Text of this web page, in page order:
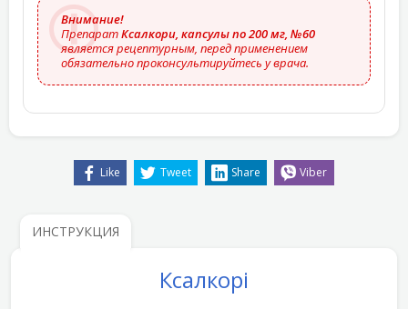
Внимание!
ПрепаратКсалкори, капсулы по 200 мг, №60
является рецептурным, перед применением
обязательно проконсультируйтесь у врача.
Like Tweet Share Viber
ИНСТРУКЦИЯ
Ксалкорі